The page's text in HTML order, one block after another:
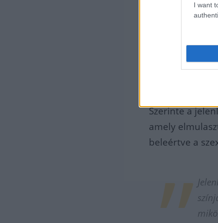
I want
hogy a
bevándorló
válság érte el
Szerinte a
amely
beleértve a